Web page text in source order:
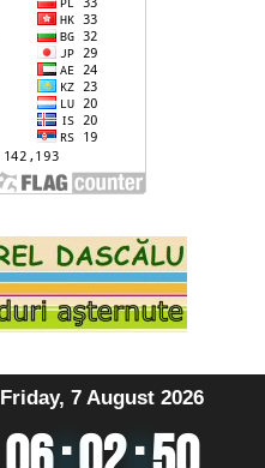
Friday, 7 August 2026